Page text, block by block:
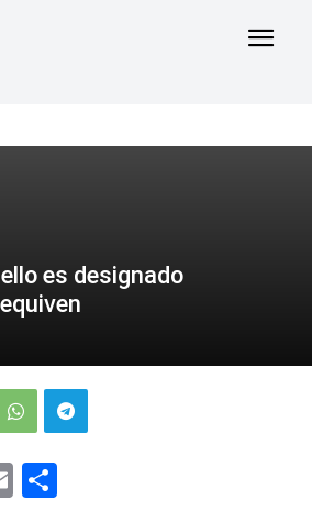
es designado
Email